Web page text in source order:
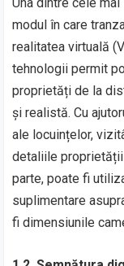
modul în care
realitatea virtuală
tehnologii permit
proprietăți de la
și realistă. Cu
ale locuințelor,
detaliile proprietății
parte, poate fi
suplimentare
fi dimensiunile